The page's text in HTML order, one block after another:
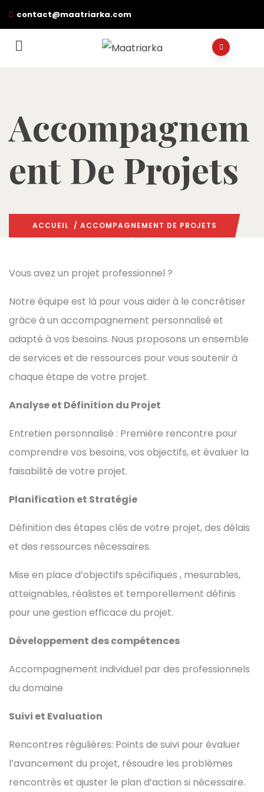
contact@maatriarka.com
Accompagnem
Ent De Projets
ACCUEIL / ACCOMPAGNEMENT DE PROJETS
Vous avez un projet professionnel ?
Notre équipe est là pour vous aider à le concrétiser
grâce à un accompagnement personnalisé et
adapté à vos besoins. Nous proposons un ensemble
de services et de ressources pour vous soutenir à
chaque étape de votre projet.
Analyse et Définition du Projet
Entretien personnalisé : Première rencontre pour
comprendre vos besoins, vos objectifs, et évaluer la
faisabilité de votre projet.
Planification et Stratégie
Définition des étapes clés de votre projet, des délais
et des ressources nécessaires.
Mise en place d’objectifs spécifiques , mesurables,
atteignables, réalistes et temporellement définis
pour une gestion efficace du projet.
Développement des compétences
Accompagnement individuel par des professionnels
du domaine
Suivi et Evaluation
Rencontres régulières: Points de suivi pour évaluer
l’avancement du projet, résoudre les problèmes
rencontrés et ajuster le plan d’action si nécessaire.